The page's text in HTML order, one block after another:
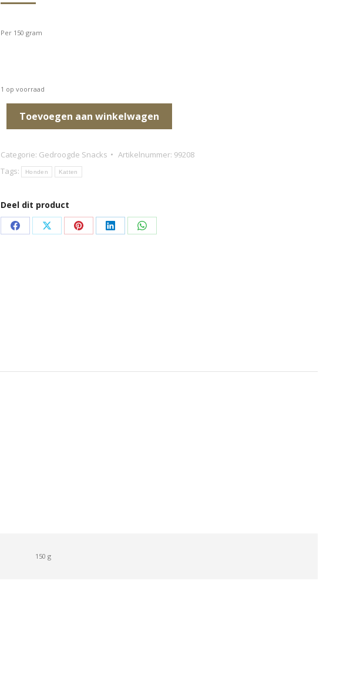
Per 150 gram
1 op voorraad
Toevoegen aan winkelwagen
Categorie: Gedroogde Snacks Artikelnummer: 99208
Tags:
Honden Katten
Deel dit product
Deel
Deel
Deel
Deel
Deel
150 g